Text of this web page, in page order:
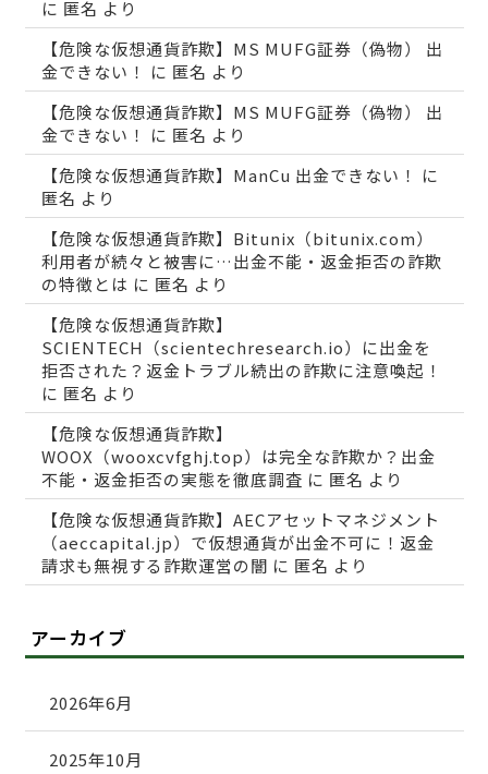
に 匿名 より
【危険な仮想通貨詐欺】MS MUFG証券（偽物） 出
金できない！
に 匿名 より
【危険な仮想通貨詐欺】MS MUFG証券（偽物） 出
金できない！
に 匿名 より
【危険な仮想通貨詐欺】ManCu 出金できない！
に
匿名 より
【危険な仮想通貨詐欺】Bitunix（bitunix.com）
利用者が続々と被害に…出金不能・返金拒否の詐欺
の特徴とは に 匿名 より
【危険な仮想通貨詐欺】
SCIENTECH（scientechresearch.io）に出金を
拒否された？返金トラブル続出の詐欺に注意喚起！
に 匿名 より
【危険な仮想通貨詐欺】
WOOX（wooxcvfghj.top）は完全な詐欺か？出金
不能・返金拒否の実態を徹底調査 に 匿名 より
【危険な仮想通貨詐欺】AECアセットマネジメント
（aeccapital.jp）で仮想通貨が出金不可に！返金
請求も無視する詐欺運営の闇 に 匿名 より
アーカイブ
2026年6月
2025年10月